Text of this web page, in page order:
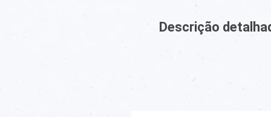
Descrição